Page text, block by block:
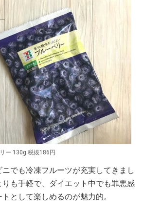
ー 130g 税抜186円
でも冷凍フルーツが充実してきまし
も手軽で、ダイエット中でも罪悪感
として楽しめるのが魅力的。